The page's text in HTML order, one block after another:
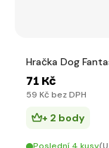
Hračka Dog
71 Kč
59 Kč bez DPH
+ 2 body